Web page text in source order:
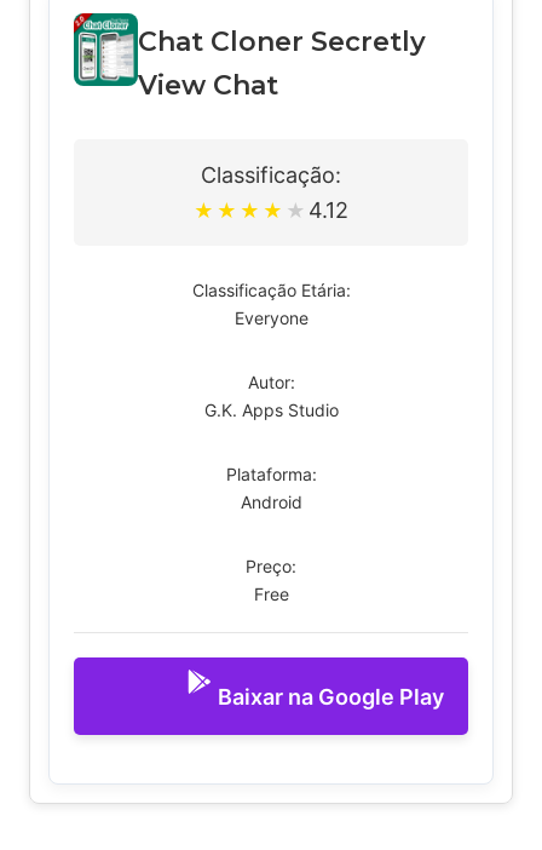
Chat Cloner Secretly
View Chat
Classificação:
★ ★ ★ ★ ★ 4.12
Classificação Etária:
Everyone
Autor:
G.K. Apps Studio
Plataforma:
Android
Preço:
Free
Baixar na Google Play